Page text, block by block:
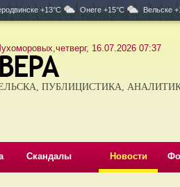
+13°C Онеге +15°C Вельске
16.07.2026 07:37
ПУБЛИЦИСТИКА,
Скандалы Новости